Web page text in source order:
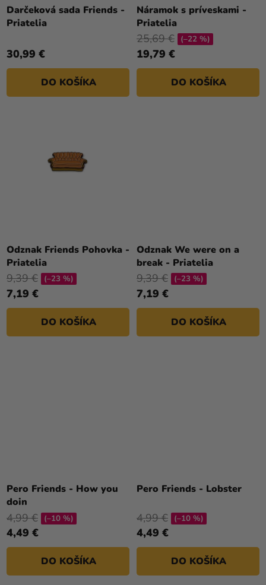
a merch
Sviatky
Kreatívne
potreby
Personalizované
Výpredaj
Kontakt
T
O
Darčeková sada Friends -
Priatelia
30,99 €
DO KOŠÍKA
Náramok s príveskami -
Priatelia
19,79 €
25,69 € (–22 %)
DO KOŠÍKA
Odznak Friends Pohovka -
Priatelia
7,19 €
9,39 € (–23 %)
DO KOŠÍKA
Odznak We were on a
break - Priatelia
7,19 €
9,39 € (–23 %)
DO KOŠÍKA
Pero Friends - How you
doin
4,49 €
4,99 € (–10 %)
DO KOŠÍKA
Pero Friends - Lobster
4,49 €
4,99 € (–10 %)
DO KOŠÍKA